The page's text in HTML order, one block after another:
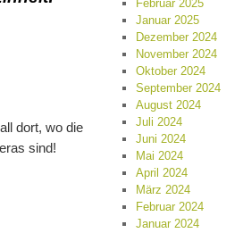
dort, wo die
sind!
Februar 2025
Januar 2025
Dezember 2024
November 2024
Oktober 2024
September 2024
August 2024
Juli 2024
Juni 2024
Mai 2024
April 2024
März 2024
Februar 2024
Januar 2024